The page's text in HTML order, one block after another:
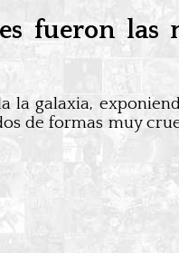
fueron las
la galaxia,
de formas muy